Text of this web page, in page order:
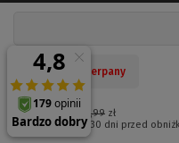
Cena regularna: 6,99 zł
Najniższa cena z 30 dni przed
Nakład wyczerpany
Copyright 1997 - 2026 Wolters
Płatności elektroniczne
(Nowe
okno)
(Link
do